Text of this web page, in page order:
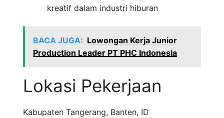
kreatif dalam industri hiburan
BACA JUGA: Lowongan Kerja Junior
Production Leader PT PHC Indonesia
Lokasi Pekerjaan
Kabupaten Tangerang, Banten, ID